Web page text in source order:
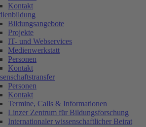
Kontakt
Bildungsangebote
Projekte
IT- und Webservices
Medienwerkstatt
Personen
Kontakt
Personen
Kontakt
Termine, Calls & Informationen
Linzer Zentrum für Bildungsforschung
Internationaler wissenschaftlicher Beirat